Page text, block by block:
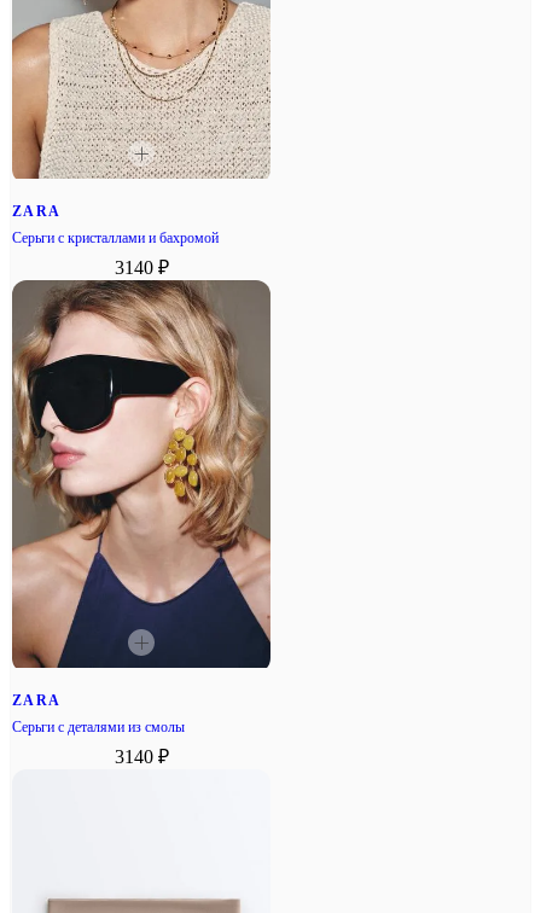
ZARA
Серьги с кристаллами и бахромой
3140 ₽
ZARA
Серьги с деталями из смолы
3140 ₽